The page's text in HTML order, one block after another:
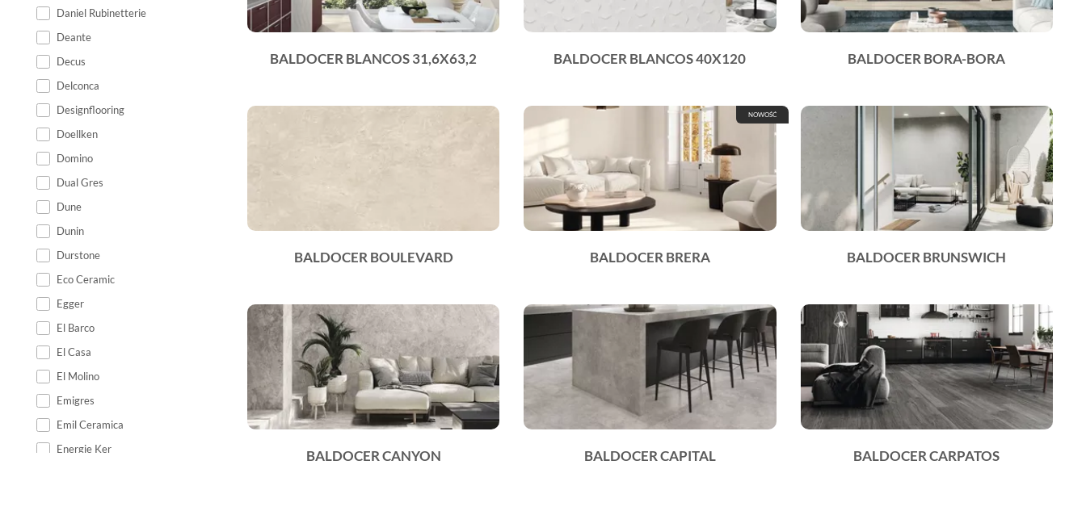
Daniel Rubinetterie
Deante
Decus
Delconca
Designflooring
Doellken
Domino
Dual Gres
Dune
Dunin
Durstone
Eco Ceramic
Egger
El Barco
El Casa
El Molino
Emigres
Emil Ceramica
Energie Ker
BALDOCER BLANCOS 31,6X63,2 BALDOCER BLANCOS 40X120 BALDOCER BORA-BORA
BALDOCER BOULEVARD
NOWOŚĆ
BALDOCER BRERA BALDOCER BRUNSWICH
BALDOCER CANYON BALDOCER CAPITAL BALDOCER CARPATOS